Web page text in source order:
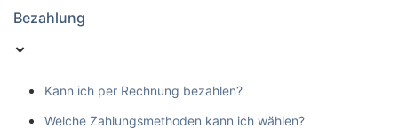
Bezahlung
Kann ich per Rechnung bezahlen?
Welche Zahlungsmethoden kann ich wählen?